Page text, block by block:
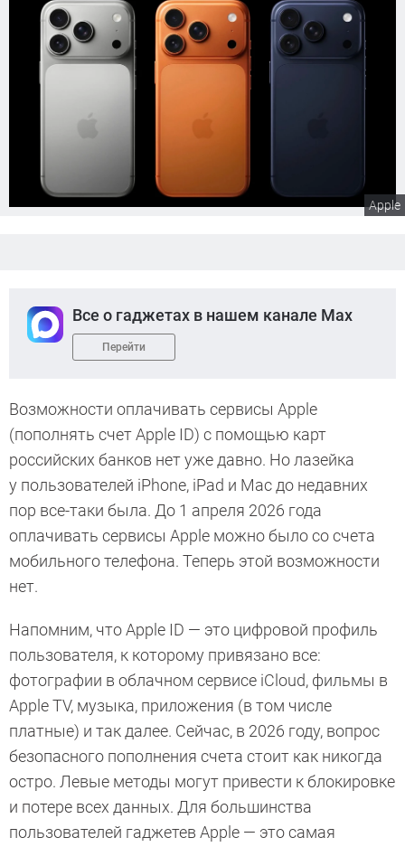
Apple
Все о гаджетах в нашем канале Max
Перейти
Возможности оплачивать сервисы Apple
(пополнять счет Apple ID) с помощью карт
российских банков нет уже давно. Но лазейка
у пользователей iPhone, iPad и Mac до недавних
пор все-таки была. До 1 апреля 2026 года
оплачивать сервисы Apple можно было со счета
мобильного телефона. Теперь этой возможности
нет.
Напомним, что Apple ID — это цифровой профиль
пользователя, к которому привязано все:
фотографии в облачном сервисе iCloud, фильмы в
Apple TV, музыка, приложения (в том числе
платные) и так далее. Сейчас, в 2026 году, вопрос
безопасного пополнения счета стоит как никогда
остро. Левые методы могут привести к блокировке
и потере всех данных. Для большинства
пользователей гаджетев Apple — это самая